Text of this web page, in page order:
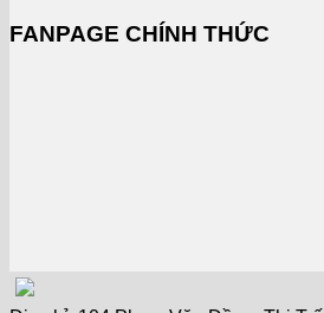
FANPAGE CHÍNH THỨC